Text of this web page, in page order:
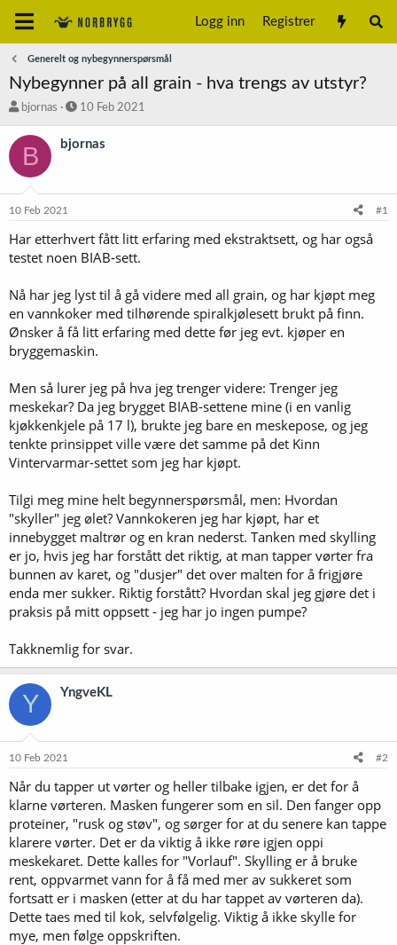
Logg inn Registrer
Generelt og nybegynnerspørsmål
Nybegynner på all grain - hva trengs av utstyr?
T
å
t
r
bjornas
S
a
o
10 Feb 2021
B bjornas
10 Feb 2021 #1
Har etterhvert fått litt erfaring med ekstraktsett, og har også
testet noen BIAB-sett.
Nå har jeg lyst til å gå videre med all grain, og har kjøpt meg
en vannkoker med tilhørende spiralkjølesett brukt på finn.
Ønsker å få litt erfaring med dette før jeg evt. kjøper en
bryggemaskin.
Men så lurer jeg på hva jeg trenger videre: Trenger jeg
meskekar? Da jeg brygget BIAB-settene mine (i en vanlig
kjøkkenkjele på 17 l), brukte jeg bare en meskepose, og jeg
tenkte prinsippet ville være det samme på det Kinn
Vintervarmar-settet som jeg har kjøpt.
Tilgi meg mine helt begynnerspørsmål, men: Hvordan
"skyller" jeg ølet? Vannkokeren jeg har kjøpt, har et
innebygget maltrør og en kran nederst. Tanken med skylling
er jo, hvis jeg har forstått det riktig, at man tapper vørter fra
bunnen av karet, og "dusjer" det over malten for å frigjøre
enda mer sukker. Riktig forstått? Hvordan skal jeg gjøre det i
praksis på mitt oppsett - jeg har jo ingen pumpe?
Takknemlig for svar.
Y YngveKL
10 Feb 2021 #2
Når du tapper ut vørter og heller tilbake igjen, er det for å
klarne vørteren. Masken fungerer som en sil. Den fanger opp
proteiner, "rusk og støv", og sørger for at du senere kan tappe
klarere vørter. Det er da viktig å ikke røre igjen oppi
meskekaret. Dette kalles for "Vorlauf". Skylling er å bruke
rent, oppvarmet vann for å få med mer av sukkeret som
fortsatt er i masken (etter at du har tappet av vørteren da).
Dette taes med til kok, selvfølgelig. Viktig å ikke skylle for
mye, men følge oppskriften.